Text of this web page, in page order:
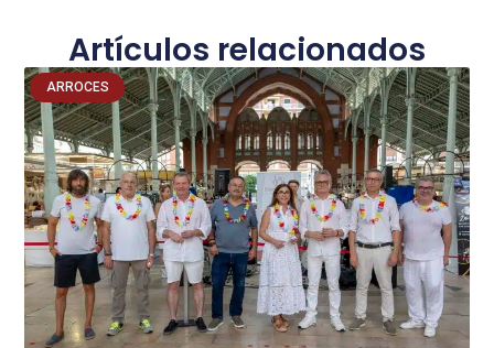
Artículos relacionados
ARROCES